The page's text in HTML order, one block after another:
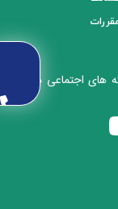
اجتماعی دنبال